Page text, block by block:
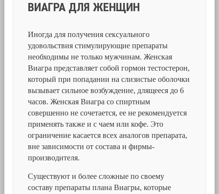
ВИАГРА ДЛЯ ЖЕНЩИН
Иногда для получения сексуального
удовольствия стимулирующие препараты
необходимы не только мужчинам. Женская
Виагра представляет собой гормон тестостерон,
который при попадании на слизистые оболочки
вызывает сильное возбуждение, длящееся до 6
часов. Женская Виагра со спиртным
совершенно не сочетается, ее не рекомендуется
применять также и с чаем или кофе. Это
ограничение касается всех аналогов препарата,
вне зависимости от состава и фирмы-
производителя.
Существуют и более сложные по своему
составу препараты плана Виагры, которые